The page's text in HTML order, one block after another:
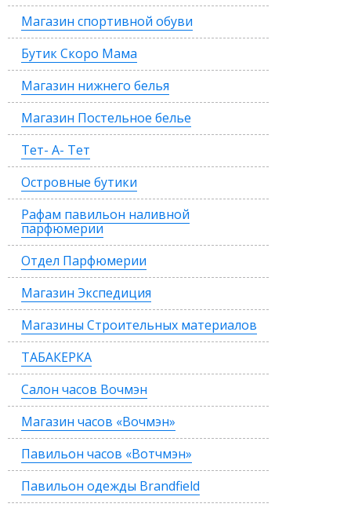
Магазин спортивной обуви
Бутик Скоро Мама
Магазин нижнего белья
Магазин Постельное белье
Тет- А- Тет
Островные бутики
Рафам павильон наливной
парфюмерии
Отдел Парфюмерии
Магазин Экспедиция
Магазины Строительных материалов
ТАБАКЕРКА
Салон часов Вочмэн
Магазин часов «Вочмэн»
Павильон часов «Вотчмэн»
Павильон одежды Brandfield